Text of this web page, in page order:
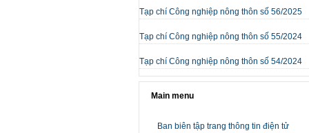
Tạp chí Công nghiệp nông thôn số 56/2025
Tạp chí Công nghiệp nông thôn số 55/2024
Tạp chí Công nghiệp nông thôn số 54/2024
Main menu
Ban biên tập trang thông tin điện tử